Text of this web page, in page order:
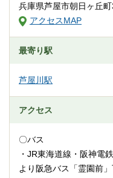
兵庫県芦屋市朝日ヶ丘
アクセスMAP
最寄り駅
芦屋川駅
アクセス
〇バス
・JR東海道線・阪神電
より阪急バス「霊園前